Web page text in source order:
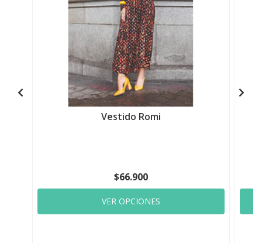
Vestido Romi
$66.900
VER OPCIONES